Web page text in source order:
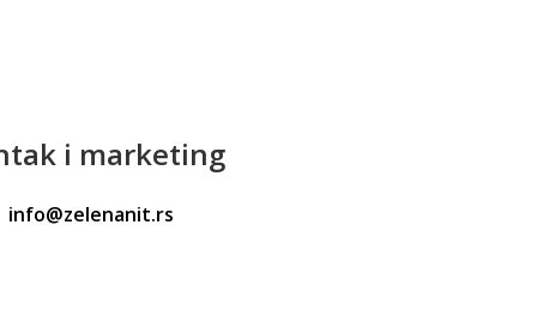
i marketing
info@zelenanit.rs